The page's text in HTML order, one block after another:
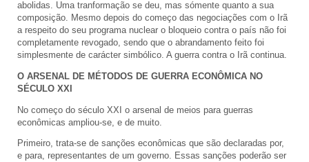
abolidas. Uma tranformação se deu, mas sómente quanto a sua
composição. Mesmo depois do começo das negociações com o Irã
a respeito do seu programa nuclear o bloqueio contra o país não foi
completamente revogado, sendo que o abrandamento feito foi
simplesmente de carácter simbólico. A guerra contra o Irã continua.
O ARSENAL DE MÉTODOS DE GUERRA ECONÔMICA NO
SÉCULO XXI
No começo do século XXI o arsenal de meios para guerras
econômicas ampliou-se, e de muito.
Primeiro, trata-se de sanções econômicas que são declaradas por,
e para, representantes de um governo. Essas sanções poderão ser